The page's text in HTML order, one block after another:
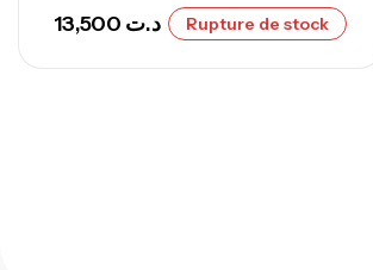
د.ت Rupture de stock